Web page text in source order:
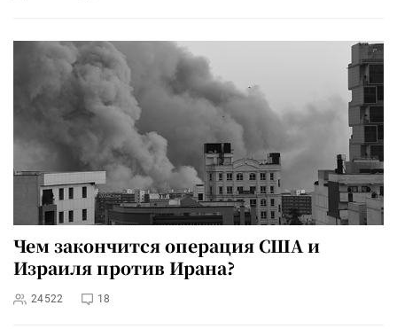
Чем закончится операция США и
Израиля против Ирана?
24522 18